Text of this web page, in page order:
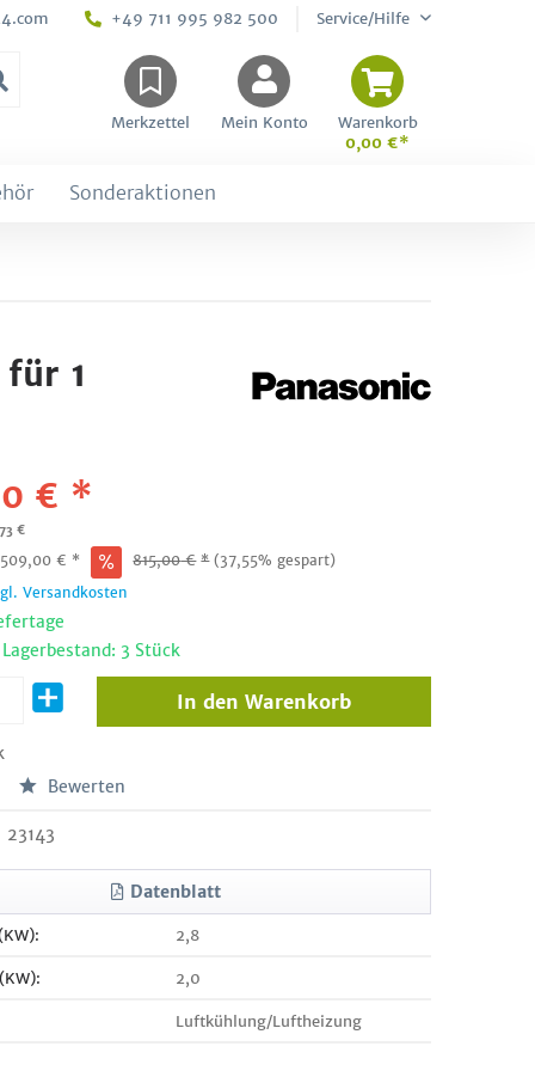
+49 711 995 982 500 Service/Hilfe
Merkzettel Mein Konto
Warenkorb
0,00 €*
Sonderaktionen
1
€ *
€
509,00 € * 815,00€ * (37,55% gespart)
Versandkosten
3 Stück
In den Warenkorb
Bewerten
23143
Datenblatt
2,8
2,0
Luftkühlung/Luftheizung